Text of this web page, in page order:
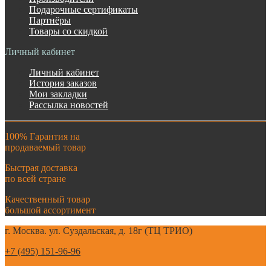
Подарочные сертификаты
Партнёры
Товары со скидкой
Личный кабинет
Личный кабинет
История заказов
Мои закладки
Рассылка новостей
100% Гарантия на
продаваемый товар
Быстрая доставка
по всей стране
Качественный товар
большой ассортимент
г. Москва. ул. Суздальская, д. 18г (ТЦ ТРИО)
+7 (495) 151-96-96